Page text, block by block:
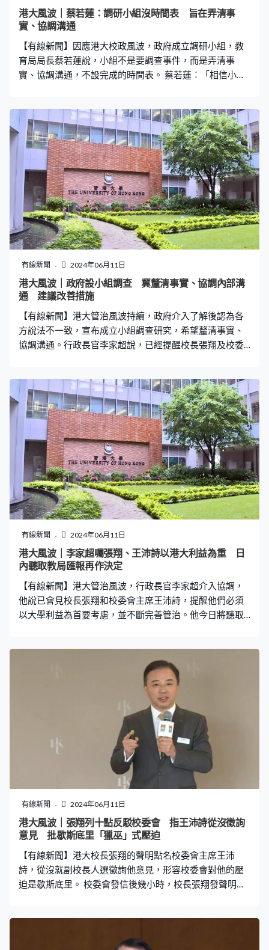
此政府委派教育局常秘和教資會主席，用獨立、客觀身份
調查是非常恰當。希望進行調研期間，無論校委會主席或
交由這個客觀的團隊調查究竟有無違反程序。」 她說
港大風波｜蔡若蓮：調研小組沒時間表 旨在弄清事
實、協調溝通
【有線新聞】因應港大校政風波，政府成立調研小組，教
育局局長蔡若蓮說，小組不是要調查事件，而是弄清事
實、協調溝通，不設完成的時間表。 蔡若蓮︰「相信小組
我們小組非常希望能夠在溝通與協調底下，確保這一時間
點能暢順。因此成果會在過程中，希望逐步向大家呈現。
因此不只在書面報告，而我們想發揮實際的作用。第二包
括校長或校委會主席等，會否出席這個小組？小組會因應
釐清事實，以及促進溝通、協調，通過書面了解情況或約
見相關的人士。」
有線新聞 2024年06月11日
港大風波｜政府設小組調查 冀釐清事實、協調內部溝
通 建議改善措施
【有線新聞】港大管治風波持續，政府介入了解後認為各
方說法不一致，宣布成立小組調查研究，希望釐清事實、
協調溝通。行政長官李家超說，已經提醒校長張翔及校委
李家超早前委派教育局了解，發現不同人提供的信息並不
一致，認為須釐清事實，宣布成立由教育局常秘李美嫦和
教資會主席雷添良組成的調研小組。小組工作包括要釐清
事實及了解各方問題，協調內部溝通、加強彼此合作，並
建議改善措施及良好做法，確保港大妥善運用公帑，並按
《大學問責協議》要求運作。 李家超出席行會前重申，港
大並不屬於任何一人，而是屬於香港，亦需要向政府負
責，他已經約見校長張翔及校委會主席王沛詩，提醒必須
以大學利益為首要考慮。李家超：「如果港大行政有不當
就要改善，重要崗位長期懸空就要填補，程序上不清楚的
要寫清晰，大學的財務要清晰問責，政府對大學撥款每年
以億元計，公帑必須用得其所。」 自校委會上月底表決副
校長委任後，張翔及王沛詩多次隔空交鋒，張翔稱對委任
開始討論，反指張翔管治混亂，上任後數個副校長職
有線新聞 2024年06月11日
港大風波｜李家超囑張翔、王沛詩以港大利益為重 日
內聽取教局匯報再作決定
【有線新聞】港大管治風波，行政長官李家超介入協調，
他說已會見校長張翔和校委會主席王沛詩，提醒他們必須
以大學利益為首要考慮，並不斷完善管治。他今日將聽取
詩協調溝通，提醒他們良好溝通、互相配合的重要性。 李
家超：「香港大學是屬於香港，不是屬於任何一個人，不
是屬於校長個人，亦不是屬於校委會任何一個人。港大是
屬於所有香港人，香港人愛惜它，學生愛惜它，教職員愛
惜它。」 自校委會上月底表決副校長委任後，張翔及王沛
詩多次隔空交鋒。張翔稱對委任不知情，批評校委會繞過
既定程序。校委會反駁，去年已開始討論，反指張翔管治
混亂，他上任後數個副校長職位懸空多年，又經常缺席管
理層會議，擴大辦公室編制亦不作解釋。 張翔再發聲明，
說一直努力填補副校長的空缺，亦有定期匯報工作，形容
校委會對他的壓迫是歇斯底里。 李家超指大學應該不斷自
我完善。李家超：「如果港大行政有不當就要改善，重要
崗位長期懸空就要填補，程序上不清楚的要寫清晰，大學
帑必須用得其所。」 李家超重申，大學的管
有線新聞 2024年06月11日
港大風波｜張翔列十點反駁校委會 指王沛詩從沒徵詢
意見 批歇斯底里「獵巫」式壓迫
【有線新聞】港大校長張翔的聲明點名校委會主席王沛
詩，從沒就副校長人選徵詢他意見，形容校委會對他的壓
迫是歇斯底里。 校委會發信後幾小時，校長張翔發聲明列
長任命人選，直至會議當天才知道校委會主席王沛詩提出